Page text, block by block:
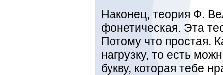
Наконец, теория Ф.
фонетическая. Эта
Потому что простая.
нагрузку, то есть
букву, которая тебе